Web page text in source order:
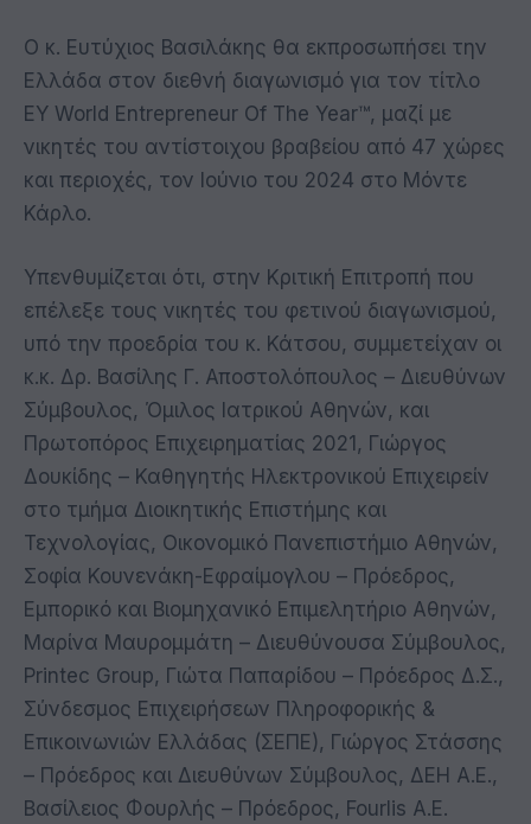
Ο κ. Ευτύχιος Βασιλάκης θα εκπροσωπήσει την
Ελλάδα στον διεθνή διαγωνισμό για τον τίτλο
ΕΥ World Entrepreneur Of The Year™, μαζί με
νικητές του αντίστοιχου βραβείου από 47 χώρες
και περιοχές, τον Ιούνιο του 2024 στο Μόντε
Κάρλο.
Υπενθυμίζεται ότι, στην Κριτική Επιτροπή που
επέλεξε τους νικητές του φετινού διαγωνισμού,
υπό την προεδρία του κ. Κάτσου, συμμετείχαν οι
κ.κ. Δρ. Βασίλης Γ. Αποστολόπουλος – Διευθύνων
Σύμβουλος, Όμιλος Ιατρικού Αθηνών, και
Πρωτοπόρος Επιχειρηματίας 2021, Γιώργος
Δουκίδης – Καθηγητής Ηλεκτρονικού Επιχειρείν
στο τμήμα Διοικητικής Επιστήμης και
Τεχνολογίας, Οικονομικό Πανεπιστήμιο Αθηνών,
Σοφία Κουνενάκη-Εφραίμογλου – Πρόεδρος,
Εμπορικό και Βιομηχανικό Επιμελητήριο Αθηνών,
Μαρίνα Μαυρομμάτη – Διευθύνουσα Σύμβουλος,
Printec Group, Γιώτα Παπαρίδου – Πρόεδρος Δ.Σ.,
Σύνδεσμος Επιχειρήσεων Πληροφορικής &
Επικοινωνιών Ελλάδας (ΣΕΠΕ), Γιώργος Στάσσης
– Πρόεδρος και Διευθύνων Σύμβουλος, ΔΕΗ Α.Ε.,
Βασίλειος Φουρλής – Πρόεδρος, Fourlis Α.Ε.